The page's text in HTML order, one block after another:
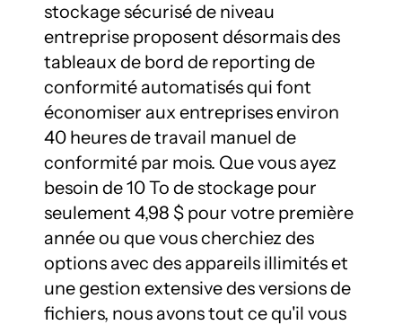
stockage sécurisé de niveau
entreprise proposent désormais des
tableaux de bord de reporting de
conformité automatisés qui font
économiser aux entreprises environ
40 heures de travail manuel de
conformité par mois. Que vous ayez
besoin de 10 To de stockage pour
seulement 4,98 $ pour votre première
année ou que vous cherchiez des
options avec des appareils illimités et
une gestion extensive des versions de
fichiers, nous avons tout ce qu'il vous